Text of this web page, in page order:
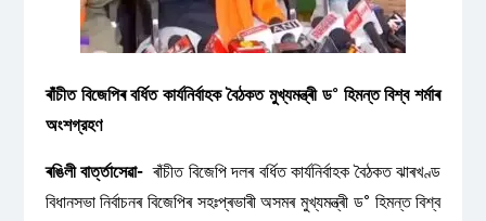
ৰাঁচীত বিজেপিৰ বৰ্ধিত কার্যনির্বাহক বৈঠকত মুখ্যমন্ত্ৰী ড° হিমন্ত বিশ্ব শৰ্মাৰ
অংশগ্রহণ
ৰঙিলী বাৰ্ত্তাসেৱা- ৰাঁচীত বিজেপি দলৰ বৰ্ধিত কার্যনির্বাহক বৈঠকত ঝাৰখণ্ড
বিধানসভা নিৰ্বাচনৰ বিজেপিৰ সহঃপ্ৰভাৰী অসমৰ মুখ্যমন্ত্ৰী ড° হিমন্ত বিশ্ব